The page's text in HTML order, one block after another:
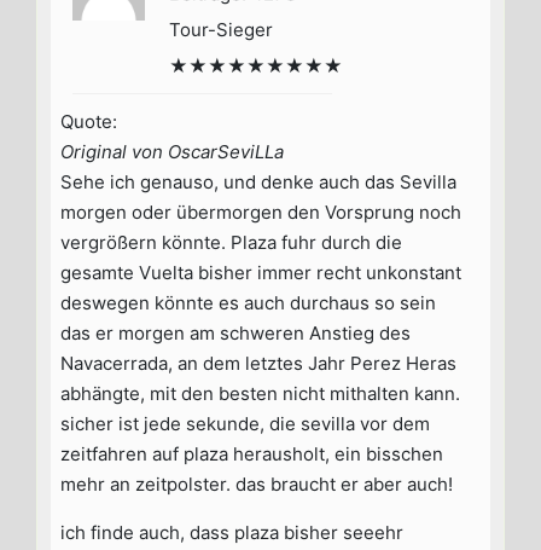
Tour-Sieger
★★★★★★★★★
Quote:
Original von OscarSeviLLa
Sehe ich genauso, und denke auch das Sevilla
morgen oder übermorgen den Vorsprung noch
vergrößern könnte. Plaza fuhr durch die
gesamte Vuelta bisher immer recht unkonstant
deswegen könnte es auch durchaus so sein
das er morgen am schweren Anstieg des
Navacerrada, an dem letztes Jahr Perez Heras
abhängte, mit den besten nicht mithalten kann.
sicher ist jede sekunde, die sevilla vor dem
zeitfahren auf plaza herausholt, ein bisschen
mehr an zeitpolster. das braucht er aber auch!
ich finde auch, dass plaza bisher seeehr